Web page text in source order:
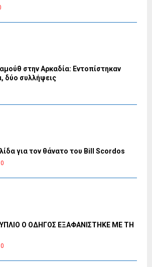
στην Αρκαδία: Εντοπίστηκαν
δύο συλλήψεις
για τον θάνατο του Bill Scordos
0
Ο ΟΔΗΓΟΣ ΕΞΑΦΑΝΙΣΤΗΚΕ ΜΕ ΤΗ
0